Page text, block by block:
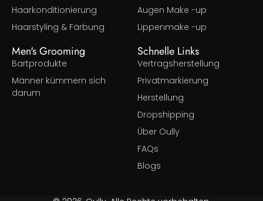
Haarkonditionierung
Haarstyling & Färbung
Augen Make -up
Lippenmake -up
Men's Grooming
Bartprodukte
Männer kümmern sich
darum
Schnelle Links
Vertragsherstellung
Privatmarkierung
Herstellung
Dropshipping
Über Oully
FAQs
Blogs